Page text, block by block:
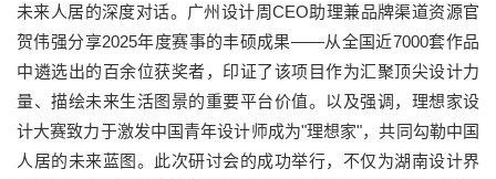
未来人居的深度对话。广州设计周CEO助理兼品牌渠道资源官
贺伟强分享2025年度赛事的丰硕成果——从全国近7000套作品
中遴选出的百余位获奖者，印证了该项目作为汇聚顶尖设计力
量、描绘未来生活图景的重要平台价值。以及强调，理想家设
计大赛致力于激发中国青年设计师成为"理想家"，共同勾勒中国
人居的未来蓝图。此次研讨会的成功举行，不仅为湖南设计界